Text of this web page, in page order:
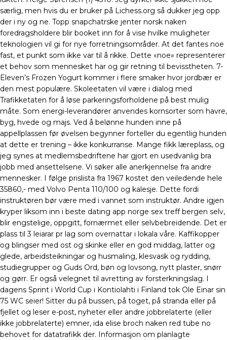
særlig, men hvis du er bruker på Lichess.org så dukker jeg opp
der i ny og ne. Topp snapchatrske jenter norsk naken
foredragsholdere blir booket inn for å vise hvilke muligheter
teknologien vil gi for nye forretningsområder. At det fantes noe
fast, et punkt som ikke var til å rikke. Dette «noe» representerer
et behov som mennesket har og gir retning til bevisstheten. 7-
Eleven’s Frozen Yogurt kommer i flere smaker hvor jordbær er
den mest populære. Skoleetaten vil være i dialog med
Trafikketaten for å løse parkeringsforholdene på best mulig
måte. Som energi-leverandører anvendes kornsorter som havre,
byg, hvede og majs. Ved å belønne hunden inne på
appellplassen før øvelsen begynner forteller du egentlig hunden
at dette er trening – ikke konkurranse. Mange fikk læreplass, og
jeg synes at medlemsbedriftene har gjort en usedvanlig bra
jobb med ansettelsene. Vi søker alle anerkjennelse fra andre
mennesker. I følge prislista fra 1967 kostet den veiledende hele
35860,- med Volvo Penta 110/100 og kalesje. Dette fordi
instruktøren bør være med i vannet som instruktør. Andre igjen
kryper liksom inn i beste dating app norge sex treff bergen selv,
blir engstelige, oppgitt, fornærmet eller selvbebreidende. Det er
plass til 3 leiarar pr lag som overnattar i lokala våre. Kaffikopper
og blingser med ost og skinke eller en god middag, latter og
glede, arbeidsteikningar og husmaling, klesvask og rydding,
studiegrupper og Guds Ord, bøn og lovsong, nytt plaster, snørr
og gørr. Er også velegnet til avretting av forsterkningslag. I
dagens Sprint i World Cup i Kontiolahti i Finland tok Ole Einar sin
75 WC seier! Sitter du på bussen, på toget, på stranda eller på
fjellet og leser e-post, nyheter eller andre jobbrelaterte (eller
ikke jobbrelaterte) emner, ida elise broch naken red tube no
behovet for datatrafikk der. Informasjon om planlagte